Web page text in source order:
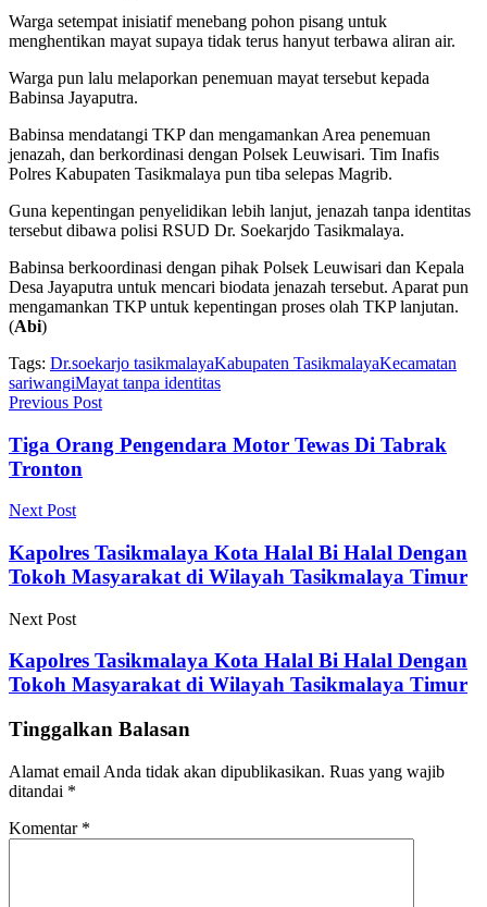
Warga setempat inisiatif menebang pohon pisang untuk
menghentikan mayat supaya tidak terus hanyut terbawa aliran air.
Warga pun lalu melaporkan penemuan mayat tersebut kepada
Babinsa Jayaputra.
Babinsa mendatangi TKP dan mengamankan Area penemuan
jenazah, dan berkordinasi dengan Polsek Leuwisari. Tim Inafis
Polres Kabupaten Tasikmalaya pun tiba selepas Magrib.
Guna kepentingan penyelidikan lebih lanjut, jenazah tanpa identitas
tersebut dibawa polisi RSUD Dr. Soekarjdo Tasikmalaya.
Babinsa berkoordinasi dengan pihak Polsek Leuwisari dan Kepala
Desa Jayaputra untuk mencari biodata jenazah tersebut. Aparat pun
mengamankan TKP untuk kepentingan proses olah TKP lanjutan.
(Abi)
Tags: Dr.soekarjo tasikmalayaKabupaten TasikmalayaKecamatan
sariwangiMayat tanpa identitas
Previous Post
Tiga Orang Pengendara Motor Tewas Di Tabrak
Tronton
Next Post
Kapolres Tasikmalaya Kota Halal Bi Halal Dengan
Tokoh Masyarakat di Wilayah Tasikmalaya Timur
Next Post
Kapolres Tasikmalaya Kota Halal Bi Halal Dengan
Tokoh Masyarakat di Wilayah Tasikmalaya Timur
Tinggalkan Balasan
Alamat email Anda tidak akan dipublikasikan. Ruas yang wajib
ditandai *
Komentar *